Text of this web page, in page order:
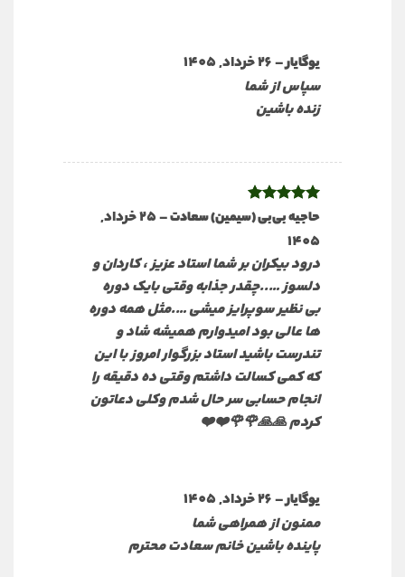
یوگایار–26 خرداد, 1405
سپاس از شما
زنده باشین
نمره5 از
حاجیه بی‌بی (سیمین) سعادت–
25 خرداد,
1405
درود بیکران بر شما استاد عزیز ، کاردان و
دلسوز …..چقدر جذابه وقتی بایک دوره
بی نظیر سوپرایز میشی ….مثل همه دوره
ها عالی بود امیدوارم همیشه شاد و
تندرست باشید استاد بزرگوار امروز با این
که کمی کسالت داشتم وقتی ده دقیقه را
انجام حسابی سر حال شدم وکلی دعاتون
کردم 🙏🙏🌹🌹❤️❤️
یوگایار–26 خرداد, 1405
ممنون از همراهی شما
پاینده باشین خانم سعادت محترم